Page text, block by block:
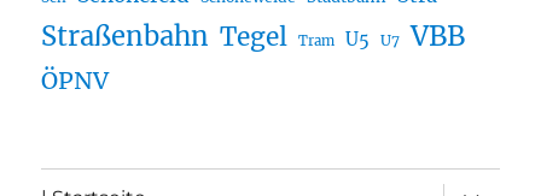
Straßenbahn Tegel Tram U5 U7 VBB
ÖPNV